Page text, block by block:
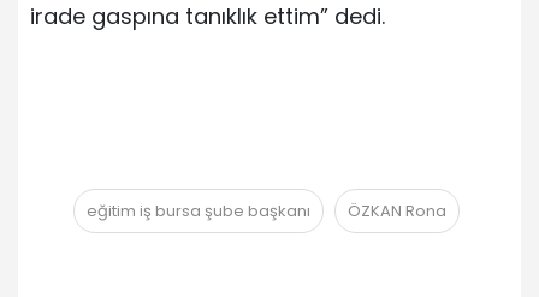
irade gaspına tanıklık ettim” dedi.
eğitim iş bursa şube başkanı ÖZKAN Rona